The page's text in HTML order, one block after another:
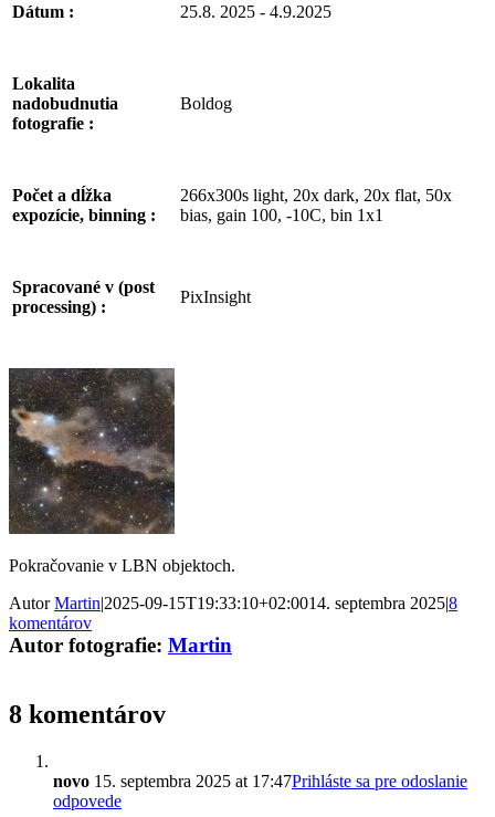
Dátum : 25.8. 2025 - 4.9.2025
Lokalita
nadobudnutia
fotografie :
Boldog
Počet a dĺžka
expozície, binning :
266x300s light, 20x dark, 20x flat, 50x
bias, gain 100, -10C, bin 1x1
Spracované v (post
processing) :
PixInsight
Facebook
Email
Pokračovanie v LBN objektoch.
AutorMartin|2025-09-15T19:33:10+02:0014. septembra 2025|8
komentárov
Autor fotografie: Martin
8 komentárov
novo 15. septembra 2025 at 17:47Prihláste sa pre odoslanie
odpovede